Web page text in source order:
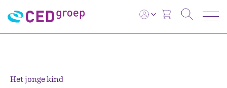
Het jonge kind